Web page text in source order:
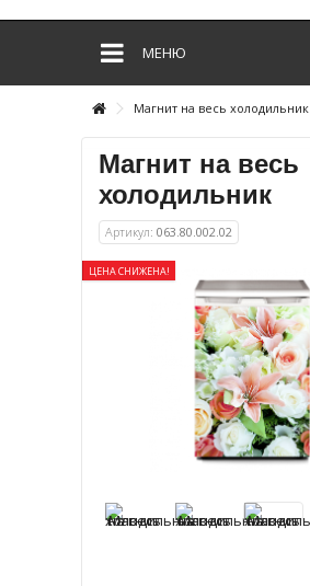
МЕНЮ
Магнит на весь холодильник
Магнит на весь
холодильник
Артикул: 063.80.002.02
ЦЕНА СНИЖЕНА!